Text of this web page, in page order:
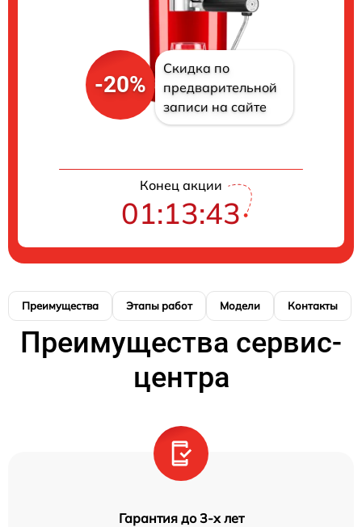
-20%
Скидка по
предварительной
записи на сайте
Конец акции
01:13:42
Преимущества Этапы работ Модели Контакты
Преимущества сервис-
центра
Гарантия до 3-х лет